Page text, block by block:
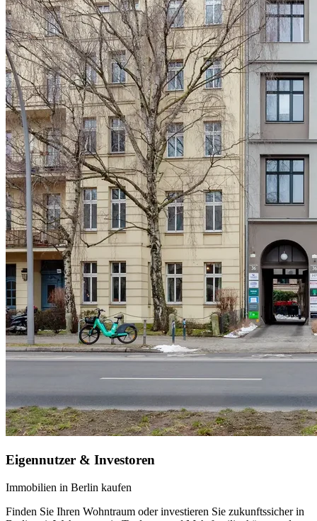
Eigennutzer & Investoren
Immobilien in Berlin kaufen
Finden Sie Ihren Wohntraum oder investieren Sie zukunftssicher in